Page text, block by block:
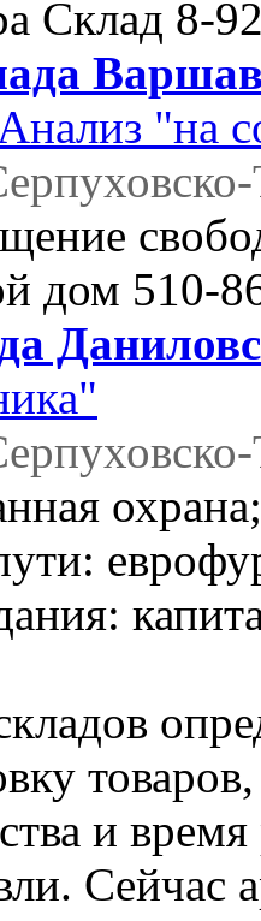
Склад 8-
"на
дом 510-
и
Сейчас